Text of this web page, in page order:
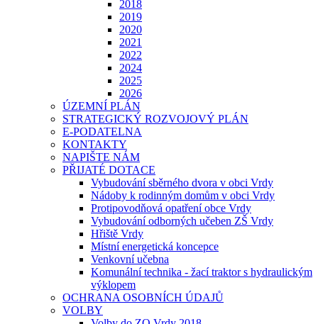
2018
2019
2020
2021
2022
2024
2025
2026
ÚZEMNÍ PLÁN
STRATEGICKÝ ROZVOJOVÝ PLÁN
E-PODATELNA
KONTAKTY
NAPIŠTE NÁM
PŘIJATÉ DOTACE
Vybudování sběrného dvora v obci Vrdy
Nádoby k rodinným domům v obci Vrdy
Protipovodňová opatření obce Vrdy
Vybudování odborných učeben ZŠ Vrdy
Hřiště Vrdy
Místní energetická koncepce
Venkovní učebna
Komunální technika - žací traktor s hydraulickým
výklopem
OCHRANA OSOBNÍCH ÚDAJŮ
VOLBY